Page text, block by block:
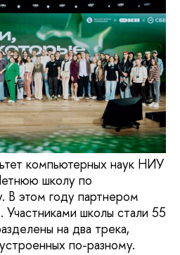
компьютерных наук НИУ
школу по
В этом году партнером
школы стали 55
на два трека,
по-разному.